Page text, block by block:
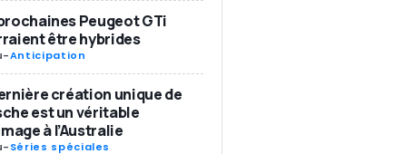
Peugeot GTi
être hybrides
-Anticipation
création unique de
est un véritable
à l’Australie
-Séries spéciales